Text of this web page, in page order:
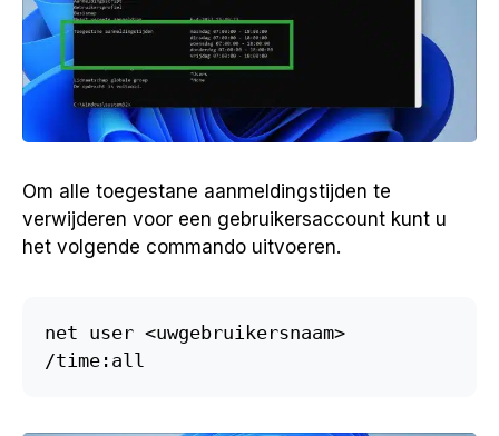
Om alle toegestane aanmeldingstijden te
verwijderen voor een gebruikersaccount kunt u
het volgende commando uitvoeren.
net user <uwgebruikersnaam>
/time:all